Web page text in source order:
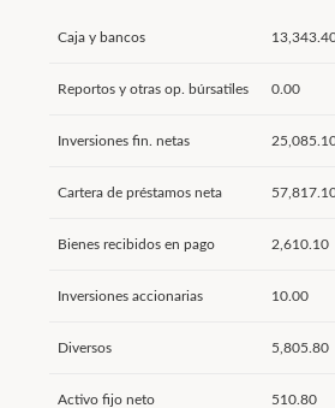
Caja y bancos
Reportos y otras op. búrsatiles 0.00
Inversiones fin. netas
Cartera de préstamos neta
Bienes recibidos en pago 2,610.10
Inversiones accionarias 10.00
Diversos 5,805.80
Activo fijo neto 510.80